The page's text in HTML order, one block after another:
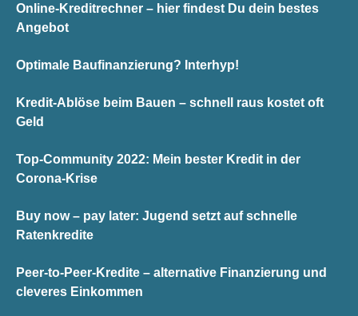
Online-Kreditrechner – hier findest Du dein bestes
Angebot
Optimale Baufinanzierung? Interhyp!
Kredit-Ablöse beim Bauen – schnell raus kostet oft
Geld
Top-Community 2022: Mein bester Kredit in der
Corona-Krise
Buy now – pay later: Jugend setzt auf schnelle
Ratenkredite
Peer-to-Peer-Kredite – alternative Finanzierung und
cleveres Einkommen